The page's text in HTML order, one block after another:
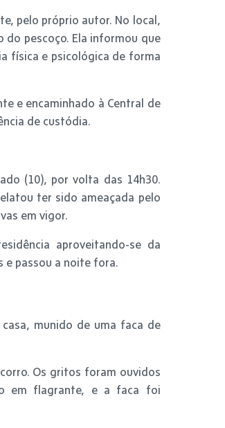
pelo próprio autor. No local,
do pescoço. Ela informou que
física e psicológica de forma
e encaminhado à Central de
de custódia.
(10), por volta das 14h30.
ter sido ameaçada pelo
em vigor.
aproveitando-se da
e passou a noite fora.
munido de uma faca de
Os gritos foram ouvidos
em flagrante, e a faca foi